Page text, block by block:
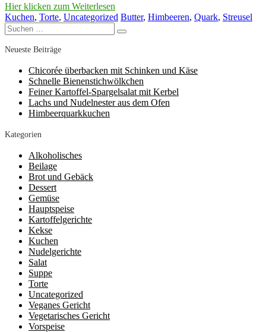
Hier klicken zum Weiterlesen
Kuchen, Torte, Uncategorized Butter, Himbeeren, Quark, Streusel
Suchen
nach:
Suchen
Neueste Beiträge
Chicorée überbacken mit Schinken und Käse
Schnelle Bienenstichwölkchen
Feiner Kartoffel-Spargelsalat mit Kerbel
Lachs und Nudelnester aus dem Ofen
Himbeerquarkkuchen
Kategorien
Alkoholisches
Beilage
Brot und Gebäck
Dessert
Gemüse
Hauptspeise
Kartoffelgerichte
Kekse
Kuchen
Nudelgerichte
Salat
Suppe
Torte
Uncategorized
Veganes Gericht
Vegetarisches Gericht
Vorspeise